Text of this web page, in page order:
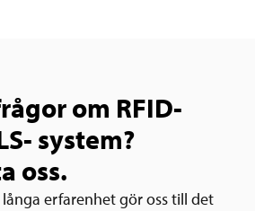
om RFID-
system?
oss.
långa erfarenhet gör oss till det